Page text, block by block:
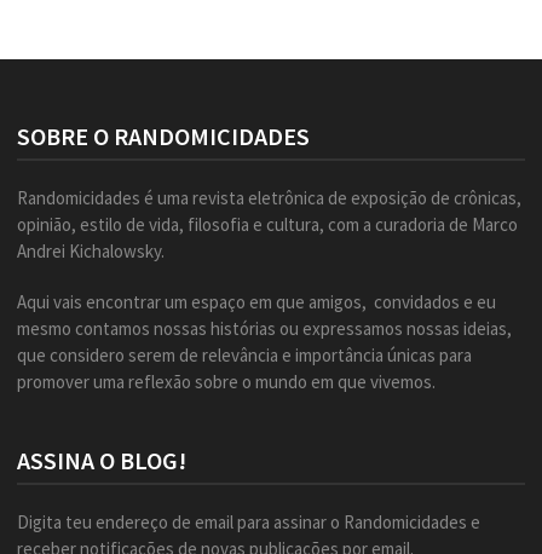
SOBRE O RANDOMICIDADES
Randomicidades é uma revista eletrônica de exposição de crônicas,
opinião, estilo de vida, filosofia e cultura, com a curadoria de Marco
Andrei Kichalowsky.
Aqui vais encontrar um espaço em que amigos, convidados e eu
mesmo contamos nossas histórias ou expressamos nossas ideias,
que considero serem de relevância e importância únicas para
promover uma reflexão sobre o mundo em que vivemos.
ASSINA O BLOG!
Digita teu endereço de email para assinar o Randomicidades e
receber notificações de novas publicações por email.